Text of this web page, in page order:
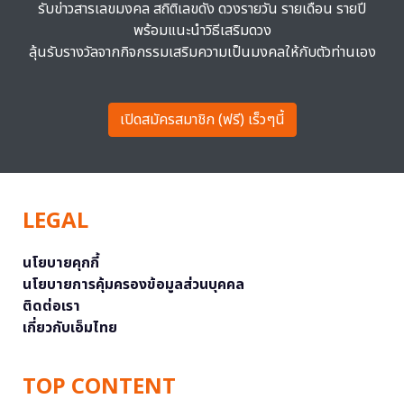
รับข่าวสารเลขมงคล สถิติเลขดัง ดวงรายวัน รายเดือน รายปี
พร้อมแนะนำวิธีเสริมดวง
ลุ้นรับรางวัลจากกิจกรรมเสริมความเป็นมงคลให้กับตัวท่านเอง
เปิดสมัครสมาชิก (ฟรี) เร็วๆนี้
LEGAL
นโยบายคุกกี้
นโยบายการคุ้มครองข้อมูลส่วนบุคคล
ติดต่อเรา
เกี่ยวกับเอ็มไทย
TOP CONTENT